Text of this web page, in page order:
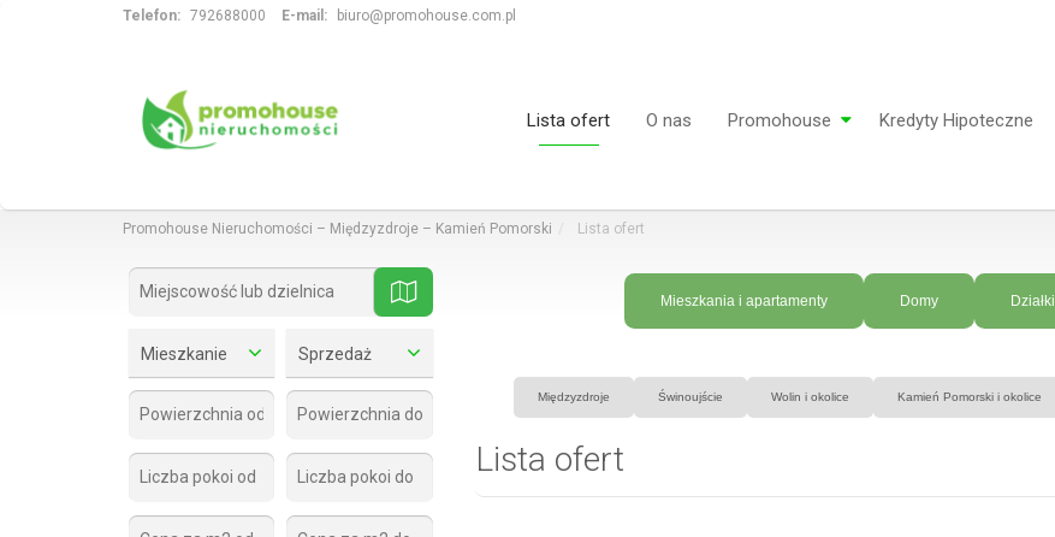
Telefon: 792688000 E-mail: biuro@promohouse.com.pl
Lista ofert O nas Promohouse Kredyty Hipoteczne
Promohouse Nieruchomości – Międzyzdroje – Kamień Pomorski Lista ofert
Mieszkanie Sprzedaż
Mieszkania i apartamenty Domy Działki
Międzyzdroje Świnoujście Wolin i okolice Kamień Pomorski i okolice
Lista ofert